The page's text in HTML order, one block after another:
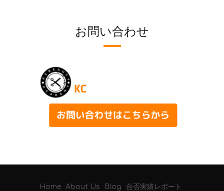
お問い合わせ
Home About Us Blog 合否実績レポート